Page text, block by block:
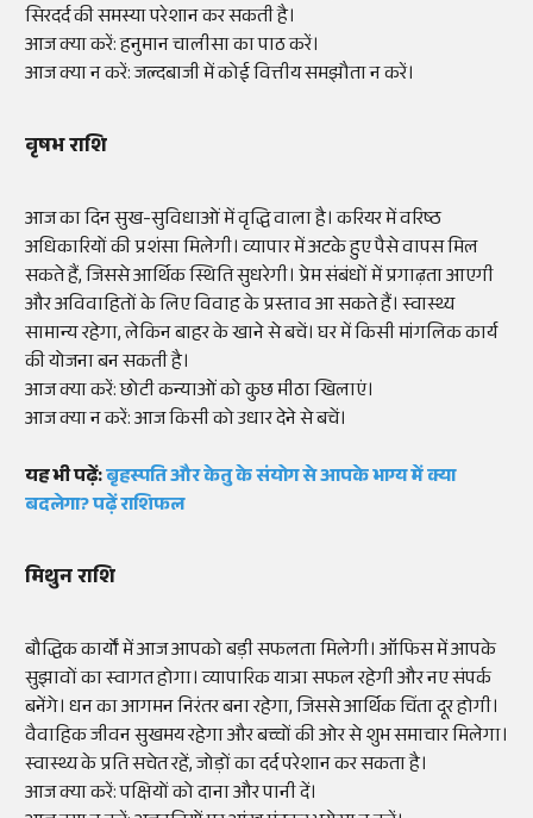
सिरदर्द की समस्या परेशान कर सकती है।
आज क्या करें: हनुमान चालीसा का पाठ करें।
आज क्या न करें: जल्दबाजी में कोई वित्तीय समझौता न करें।
वृषभ राशि
आज का दिन सुख-सुविधाओं में वृद्धि वाला है। करियर में वरिष्ठ
अधिकारियों की प्रशंसा मिलेगी। व्यापार में अटके हुए पैसे वापस मिल
सकते हैं, जिससे आर्थिक स्थिति सुधरेगी। प्रेम संबंधों में प्रगाढ़ता आएगी
और अविवाहितों के लिए विवाह के प्रस्ताव आ सकते हैं। स्वास्थ्य
सामान्य रहेगा, लेकिन बाहर के खाने से बचें। घर में किसी मांगलिक कार्य
की योजना बन सकती है।
आज क्या करें: छोटी कन्याओं को कुछ मीठा खिलाएं।
आज क्या न करें: आज किसी को उधार देने से बचें।
यह भी पढ़ें:बृहस्पति और केतु के संयोग से आपके भाग्य में क्या
बदलेगा? पढ़ें राशिफल
मिथुन राशि
बौद्धिक कार्यों में आज आपको बड़ी सफलता मिलेगी। ऑफिस में आपके
सुझावों का स्वागत होगा। व्यापारिक यात्रा सफल रहेगी और नए संपर्क
बनेंगे। धन का आगमन निरंतर बना रहेगा, जिससे आर्थिक चिंता दूर होगी।
वैवाहिक जीवन सुखमय रहेगा और बच्चों की ओर से शुभ समाचार मिलेगा।
स्वास्थ्य के प्रति सचेत रहें, जोड़ों का दर्द परेशान कर सकता है।
आज क्या करें: पक्षियों को दाना और पानी दें।